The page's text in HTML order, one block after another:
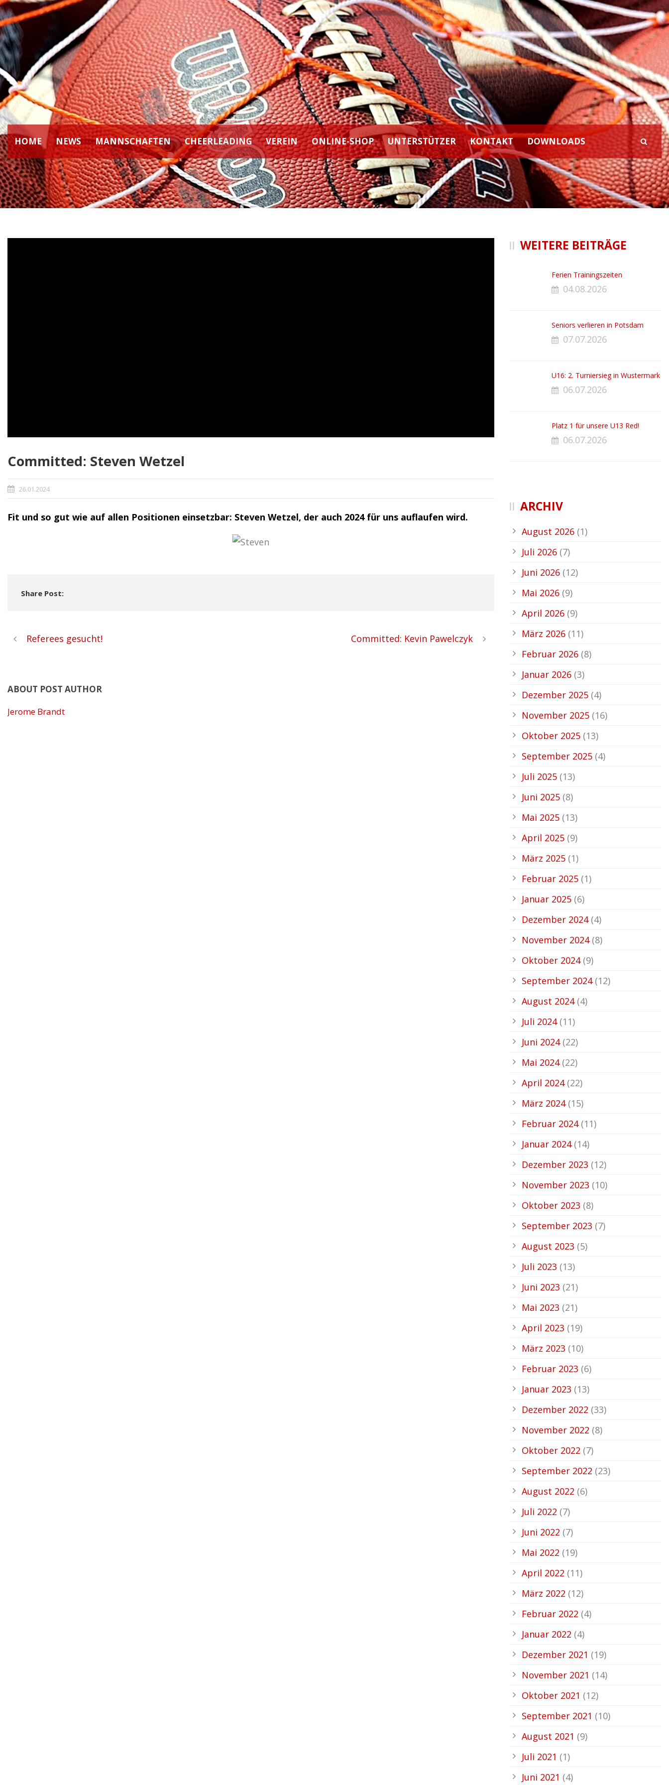
HOME NEWS MANNSCHAFTEN CHEERLEADING VEREIN ONLINE-SHOP UNTERSTÜTZER KONTAKT DOWNLOADS
Committed: Steven Wetzel
26.01.2024
Fit und so gut wie auf allen Positionen einsetzbar: Steven Wetzel, der auch 2024 für uns auflaufen wird.
Share Post:
Referees gesucht! Committed: Kevin Pawelczyk
ABOUT POST AUTHOR
Jerome Brandt
WEITERE BEITRÄGE
Ferien Trainingszeiten
04.08.2026
Seniors verlieren in Potsdam
07.07.2026
U16: 2. Turniersieg in Wustermark
06.07.2026
Platz 1 für unsere U13 Red!
06.07.2026
ARCHIV
August 2026 (1)
Juli 2026 (7)
Juni 2026 (12)
Mai 2026 (9)
April 2026 (9)
März 2026 (11)
Februar 2026 (8)
Januar 2026 (3)
Dezember 2025 (4)
November 2025 (16)
Oktober 2025 (13)
September 2025 (4)
Juli 2025 (13)
Juni 2025 (8)
Mai 2025 (13)
April 2025 (9)
März 2025 (1)
Februar 2025 (1)
Januar 2025 (6)
Dezember 2024(4)
November 2024(8)
Oktober 2024(9)
September 2024(12)
August 2024(4)
Juli 2024(11)
Juni 2024(22)
Mai 2024(22)
April 2024(22)
März 2024(15)
Februar 2024(11)
Januar 2024(14)
Dezember 2023 (12)
November 2023 (10)
Oktober 2023 (8)
September 2023 (7)
August 2023 (5)
Juli 2023 (13)
Juni 2023 (21)
Mai 2023 (21)
April 2023 (19)
März 2023 (10)
Februar 2023 (6)
Januar 2023 (13)
Dezember 2022 (33)
November 2022 (8)
Oktober 2022 (7)
September 2022 (23)
August 2022 (6)
Juli 2022 (7)
Juni 2022 (7)
Mai 2022 (19)
April 2022 (11)
März 2022 (12)
Februar 2022 (4)
Januar 2022 (4)
Dezember 2021 (19)
November 2021 (14)
Oktober 2021 (12)
September 2021 (10)
August 2021 (9)
Juli 2021 (1)
Juni 2021 (4)